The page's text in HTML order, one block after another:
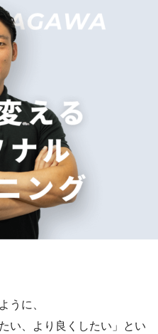
うに、
い、より良くしたい」とい